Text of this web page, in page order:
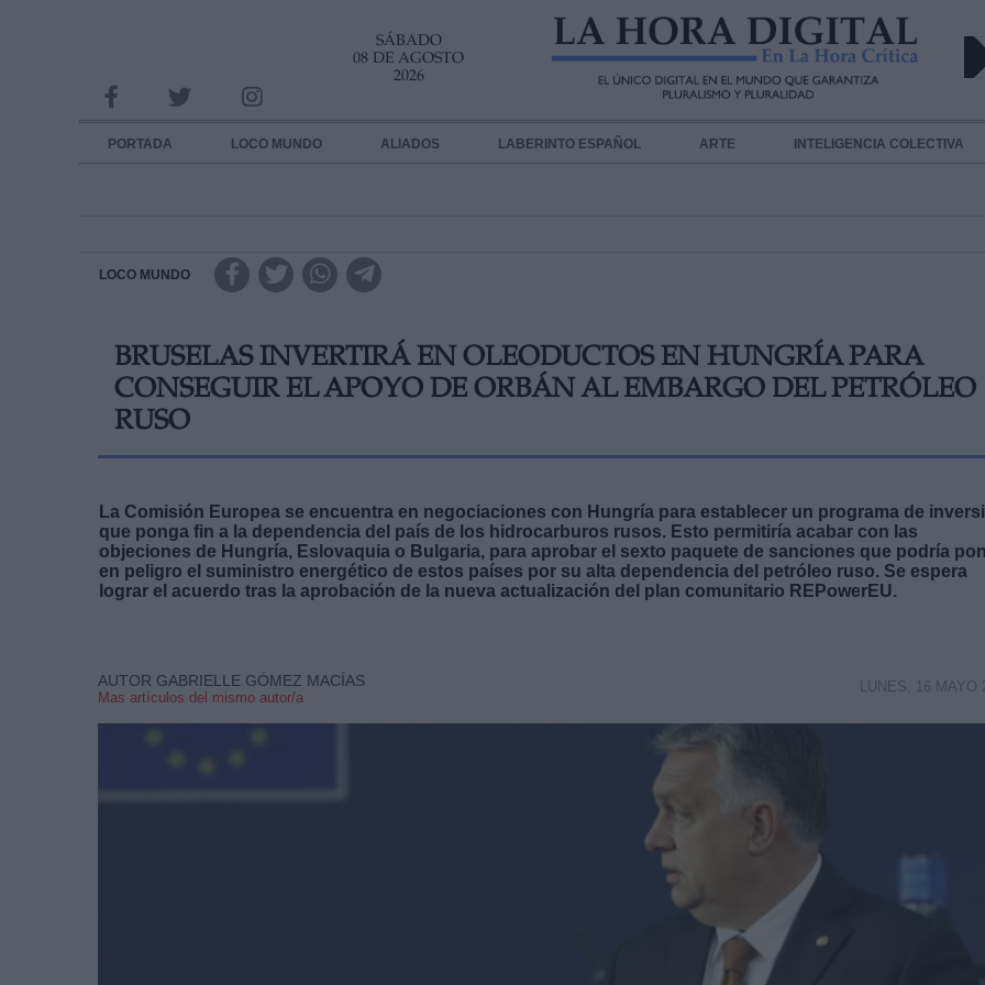
SÁBADO
08 DE AGOSTO
2026
PORTADA LOCO MUNDO ALIADOS LABERINTO ESPAÑOL ARTE INTELIGENCIA COLECTIVA
LOCO MUNDO
BRUSELAS INVERTIRÁ EN OLEODUCTOS EN HUNGRÍA PARA
CONSEGUIR EL APOYO DE ORBÁN AL EMBARGO DEL PETRÓLEO
RUSO
La Comisión Europea se encuentra en negociaciones con Hungría para establecer un programa de
que ponga fin a la dependencia del país de los hidrocarburos rusos. Esto permitiría acabar con las
objeciones de Hungría, Eslovaquia o Bulgaria, para aprobar el sexto paquete de sanciones que podría
en peligro el suministro energético de estos países por su alta dependencia del petróleo ruso. Se espera
lograr el acuerdo tras la aprobación de la nueva actualización del plan comunitario REPowerEU.
AUTOR GABRIELLE GÓMEZ MACÍAS
Mas artículos del mismo autor/a
LUNES, 16 MAYO
INFORMACION SOBRE LA PROTECCIÓN DE TUS DATOS
Responsable:
Destinatarios:
link
Información adicional
link